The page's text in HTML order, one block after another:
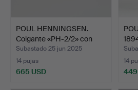
POUL HENNINGSEN.
Colgante «PH-2/2» con
car…
Subastado 25 jun 2025
14 pujas
665 USD
p…
14
449